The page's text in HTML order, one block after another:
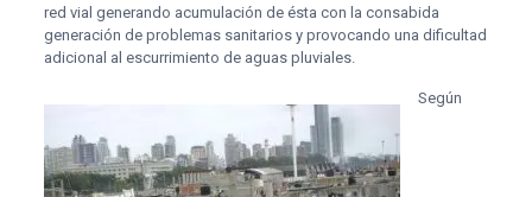
red vial generando acumulación de ésta con la consabida
generación de problemas sanitarios y provocando una dificultad
adicional al escurrimiento de aguas pluviales.
Según